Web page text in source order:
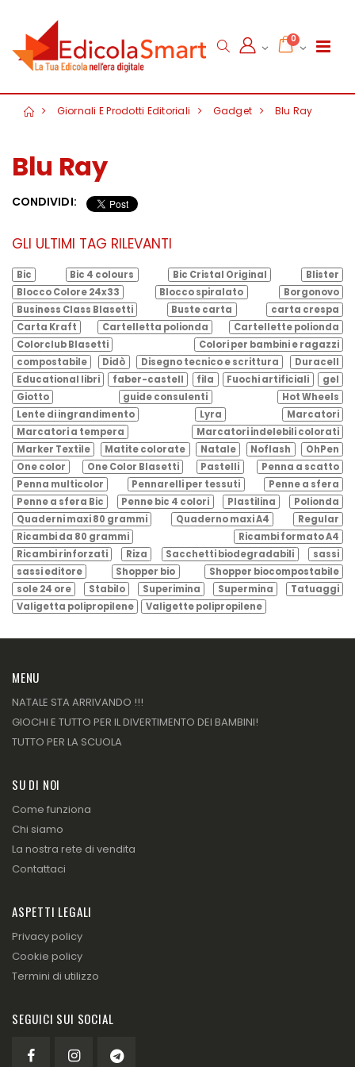
0
Giornali E Prodotti Editoriali Gadget Blu Ray
Blu Ray
CONDIVIDI:
GLI ULTIMI TAG RILEVANTI
Bic Bic 4 colours Bic Cristal Original
Blister
Blocco Colore 24x33
Blocco spiralato
Borgonovo
Business Class Blasetti
Buste carta
carta crespa
Carta Kraft
Cartelletta polionda
Cartellette polionda
Colorclub Blasetti
Colori per bambini e ragazzi
compostabile
Didò Disegno tecnico e scrittura
Duracell
Educational libri
faber-castell fila Fuochi artificiali
gel
Giotto
guide consulenti
Hot Wheels
Lente di ingrandimento
Lyra
Marcatori
Marcatori a tempera
Marcatori indelebili colorati
Marker Textile
Matite colorate Natale Noflash
OhPen
One color
One Color Blasetti Pastelli
Penna a scatto
Penna multicolor
Pennarelli per tessuti
Penne a sfera
Penne a sfera Bic
Penne bic 4 colori Plastilina
Polionda
Quaderni maxi 80 grammi
Quaderno maxi A4
Regular
Ricambi da 80 grammi
Ricambi formato A4
Ricambi rinforzati
Riza Sacchetti biodegradabili
sassi
sassi editore
Shopper bio
Shopper biocompostabile
sole 24 ore
Stabilo Superimina Supermina
Tatuaggi
Valigetta polipropilene
Valigette polipropilene
MENU
NATALE STA ARRIVANDO !!!
GIOCHI E TUTTO PER IL DIVERTIMENTO DEI BAMBINI!
TUTTO PER LA SCUOLA
SU DI NOI
Come funziona
Chi siamo
La nostra rete di vendita
Contattaci
ASPETTI LEGALI
Privacy policy
Cookie policy
Termini di utilizzo
SEGUICI SUI SOCIAL